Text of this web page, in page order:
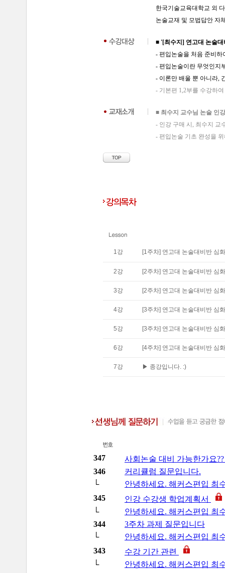
한국기술교육대학교 외
논술교재 및 모법답안 자
■ '[최수지] 연고대 논술
- 편입논술을 처음 준비하
- 편입논술이란 무엇인지
- 이론만 배울 뿐 아니라,
- 기본편 1,2부를 수강하
■ 최수지 교수님 논술 인
- 인강 구매 시, 최수지 교
- 편입논술 기초 완성을
1강 [1주차] 연고대 논술대비반 심
2강 [2주차] 연고대 논술대비반 심
3강 [2주차] 연고대 논술대비반 심
4강 [3주차] 연고대 논술대비반 심
5강 [3주차] 연고대 논술대비반 심
6강 [4주차] 연고대 논술대비반 심
7강 ▶ 종강입니다. :)